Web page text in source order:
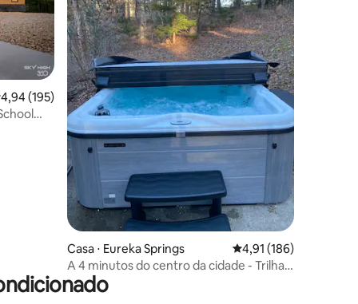
de uma avaliação média de 5, 195 avaliações
4,94 (195)
Casa ⋅ Eureka Springs 4,91 de uma avaliação
4,91 (186)
A 4 minutos do centro da cidade - Trilhas
de bicicleta, fogueira, churrasqueira e
banheira de hidromassagem